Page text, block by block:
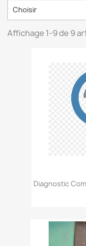
Choisir
Affichage 1-9 de 9
Diagnostic